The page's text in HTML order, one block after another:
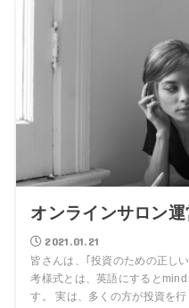
オンラインサロン
2021.01.21
皆さんは、｢投資のための正し
考様式とは、英語にすると
す。 実は、多くの方が投資を